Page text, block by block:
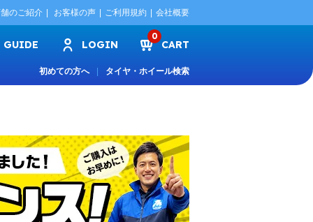
のご紹介 お客様の声 ご利用規約 会社概要
GUIDE LOGIN
0
CART
初めての方へ タイヤ・ホイール検索